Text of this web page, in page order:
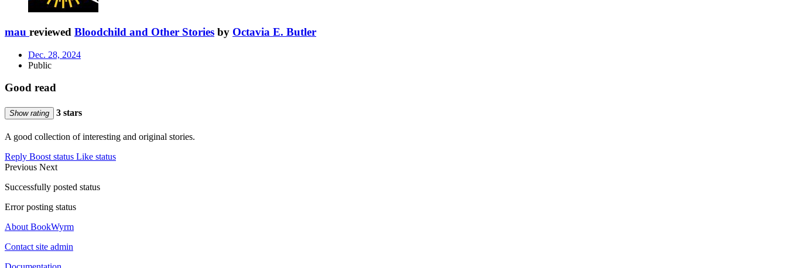
mau reviewed Bloodchild and Other Stories by Octavia E. Butler
Dec. 28, 2024
Public
Good read
Show rating 3 stars
A good collection of interesting and original stories.
Reply Boost status Like status
Previous Next
Successfully posted status
Error posting status
About BookWyrm
Contact site admin